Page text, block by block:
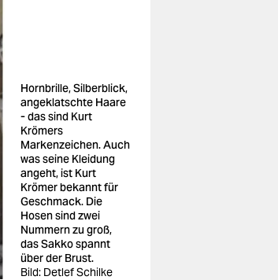
Hornbrille, Silberblick,
angeklatschte Haare
- das sind Kurt
Krömers
Markenzeichen. Auch
was seine Kleidung
angeht, ist Kurt
Krömer bekannt für
Geschmack. Die
Hosen sind zwei
Nummern zu groß,
das Sakko spannt
über der Brust.
Bild: Detlef Schilke